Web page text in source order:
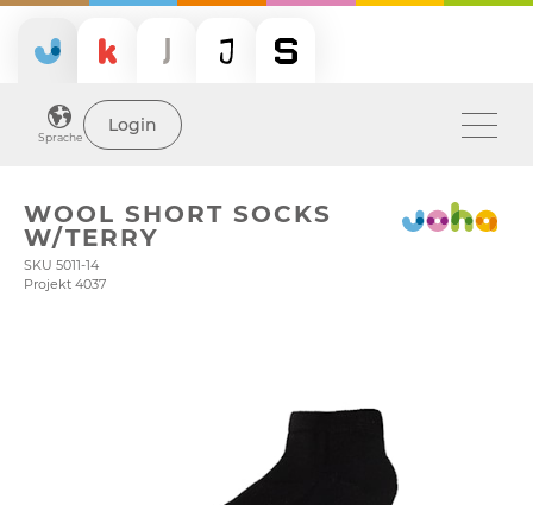
Sprache
Login
WOOL SHORT SOCKS
W/TERRY
SKU 5011-14
Projekt 4037